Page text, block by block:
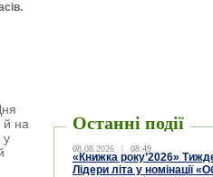
й на
у
Останні події
08.08.2026 | 08:49
«Книжка року’2026»
Лідери літа у номінації